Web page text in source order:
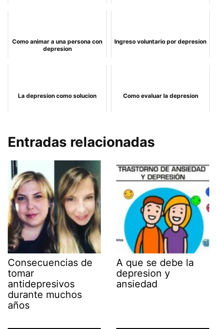
Como animar a una persona con
depresion
Ingreso voluntario por depresion
La depresion como solucion Como evaluar la depresion
Entradas relacionadas
Consecuencias de
tomar
antidepresivos
durante muchos
años
A que se debe la
depresion y
ansiedad